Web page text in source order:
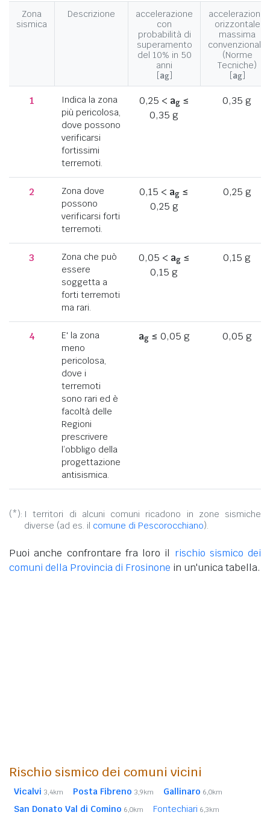
Zona
sismica
Descrizione
accelerazione
con
probabilità di
superamento
del 10% in 50
anni
[ag]
accelerazione
orizzontale
massima
convenzionale
(Norme
Tecniche)
[ag]
1
Indica la zona
più pericolosa,
dove possono
verificarsi
fortissimi
terremoti.
0,25 < ag≤
0,35 g
0,35 g
2
Zona dove
possono
verificarsi forti
terremoti.
0,15 < ag ≤
0,25 g
0,25 g
3
Zona che può
essere
soggetta a
forti terremoti
ma rari.
0,05 < ag≤
0,15 g
0,15 g
4
E' la zona
meno
pericolosa,
dove i
terremoti
sono rari ed è
facoltà delle
Regioni
prescrivere
l’obbligo della
progettazione
antisismica.
ag≤ 0,05 g 0,05 g
(*): I territori di alcuni comuni ricadono in zone sismiche
diverse (ad es. il comune di Pescorocchiano).
Puoi anche confrontare fra loro il rischio sismico dei
comuni della Provincia di Frosinone in un'unica tabella.
Rischio sismico dei comuni vicini
Vicalvi 3,4km Posta Fibreno 3,9km Gallinaro 6,0km
San Donato Val di Comino 6,0km Fontechiari 6,3km